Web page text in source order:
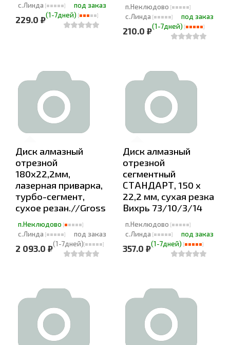
с.Линда
под заказ
(1-7дней)
229.0 ₽
п.Неклюдово
с.Линда
под заказ
(1-7дней)
210.0 ₽
Диск алмазный
отрезной
180х22,2мм,
лазерная приварка,
турбо-сегмент,
сухое резан.//Gross
п.Неклюдово
с.Линда
под заказ
(1-7дней)
2 093.0 ₽
Диск алмазный
отрезной
сегментный
СТАНДАРТ, 150 х
22,2 мм, сухая резка
Вихрь 73/10/3/14
п.Неклюдово
с.Линда
под заказ
(1-7дней)
357.0 ₽